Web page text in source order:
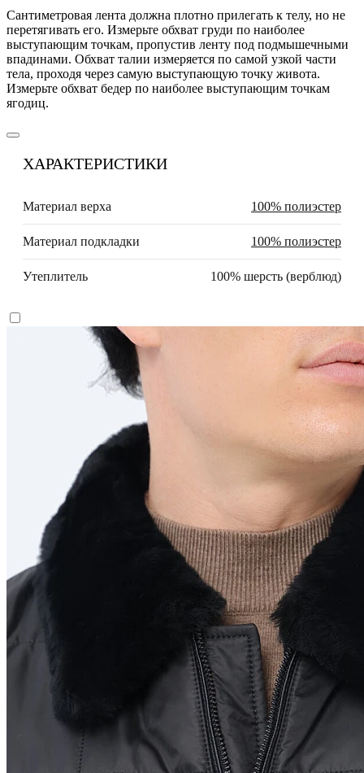
Сантиметровая лента должна плотно прилегать к телу, но не
перетягивать его. Измерьте обхват груди по наиболее
выступающим точкам, пропустив ленту под подмышечными
впадинами. Обхват талии измеряется по самой узкой части
тела, проходя через самую выступающую точку живота.
Измерьте обхват бедер по наиболее выступающим точкам
ягодиц.
ХАРАКТЕРИСТИКИ
Материал верха 100% полиэстер
Материал подкладки 100% полиэстер
Утеплитель 100% шерсть (верблюд)